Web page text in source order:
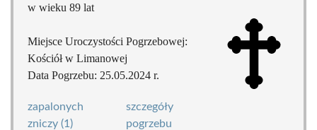
w wieku 89 lat
Miejsce Uroczystości Pogrzebowej:
Kościół w Limanowej
Data Pogrzebu: 25.05.2024 r.
zapalonych
zniczy (1)
szczegóły
pogrzebu